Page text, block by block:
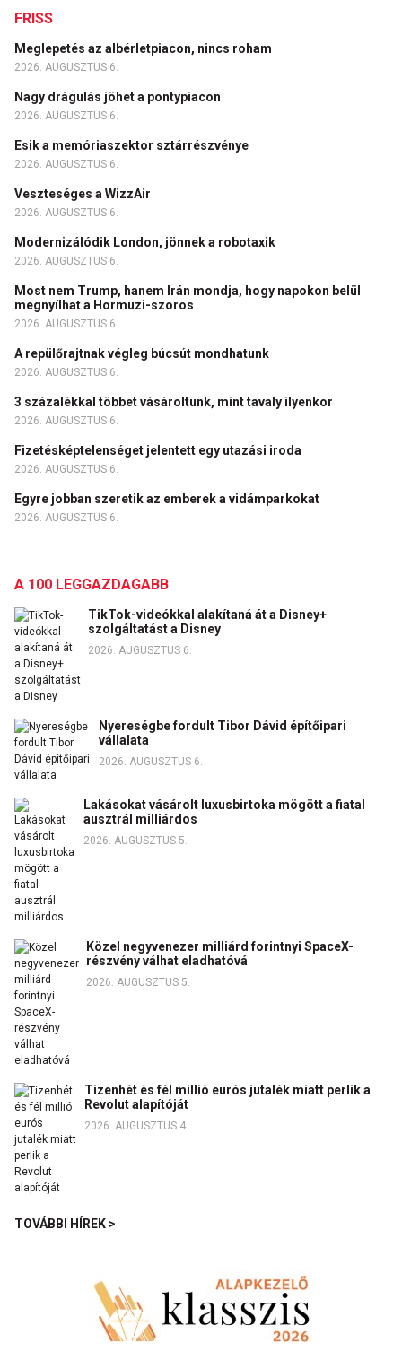
FRISS
Meglepetés az albérletpiacon, nincs roham
2026. AUGUSZTUS 6.
Nagy drágulás jöhet a pontypiacon
2026. AUGUSZTUS 6.
Esik a memóriaszektor sztárrészvénye
2026. AUGUSZTUS 6.
Veszteséges a WizzAir
2026. AUGUSZTUS 6.
Modernizálódik London, jönnek a robotaxik
2026. AUGUSZTUS 6.
Most nem Trump, hanem Irán mondja, hogy napokon belül
megnyílhat a Hormuzi-szoros
2026. AUGUSZTUS 6.
A repülőrajtnak végleg búcsút mondhatunk
2026. AUGUSZTUS 6.
3 százalékkal többet vásároltunk, mint tavaly ilyenkor
2026. AUGUSZTUS 6.
Fizetésképtelenséget jelentett egy utazási iroda
2026. AUGUSZTUS 6.
Egyre jobban szeretik az emberek a vidámparkokat
2026. AUGUSZTUS 6.
A 100 LEGGAZDAGABB
TikTok-videókkal alakítaná át a Disney+
szolgáltatást a Disney
2026. AUGUSZTUS 6.
Nyereségbe fordult Tibor Dávid építőipari
vállalata
2026. AUGUSZTUS 6.
Lakásokat vásárolt luxusbirtoka mögött a fiatal
ausztrál milliárdos
2026. AUGUSZTUS 5.
Közel negyvenezer milliárd forintnyi SpaceX-
részvény válhat eladhatóvá
2026. AUGUSZTUS 5.
Tizenhét és fél millió eurós jutalék miatt perlik a
Revolut alapítóját
2026. AUGUSZTUS 4.
TOVÁBBI HÍREK >